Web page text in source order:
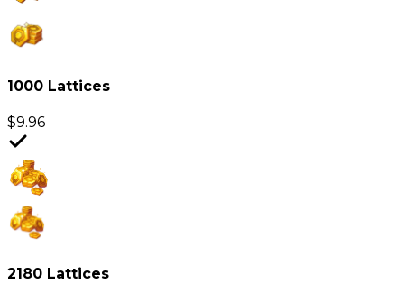
1000 Lattices
$9.96
2180 Lattices